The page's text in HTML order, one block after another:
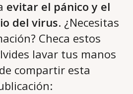
evitar el pánico y el
del virus. ¿Necesitas
Checa estos
lavar tus manos
compartir esta